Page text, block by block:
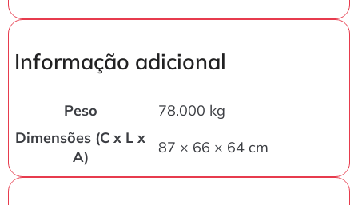
Informação adicional
Peso
78.000 kg
Dimensões (C x L x
A)
87 × 66 × 64 cm